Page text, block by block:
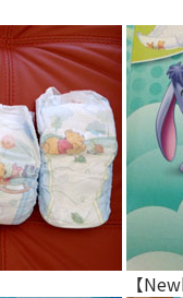
【